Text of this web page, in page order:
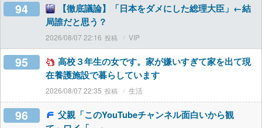
94
【徹底議論】「日本をダメにした総理大臣」←結
局誰だと思う？
2026/08/07 22:16 VIP
95
高校３年生の女です。家が嫌いすぎて家を出て現
在養護施設で暮らしています
2026/08/07 22:35 生活
96
父親「このYouTubeチャンネル面白いから観